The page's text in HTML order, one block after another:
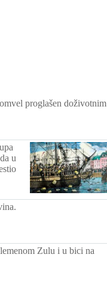
proglašen doživotnim
u
Zulu i u bici na